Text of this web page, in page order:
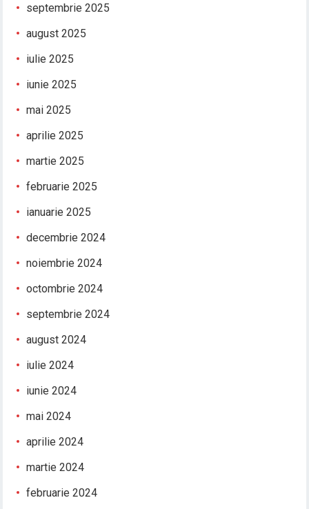
septembrie 2025
august 2025
iulie 2025
iunie 2025
mai 2025
aprilie 2025
martie 2025
februarie 2025
ianuarie 2025
decembrie 2024
noiembrie 2024
octombrie 2024
septembrie 2024
august 2024
iulie 2024
iunie 2024
mai 2024
aprilie 2024
martie 2024
februarie 2024